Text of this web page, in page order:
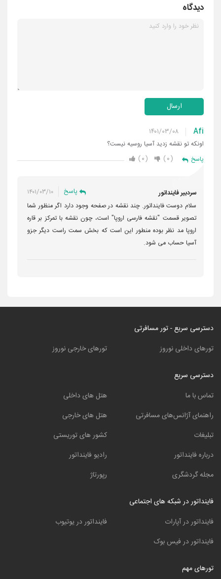
دیدگاه
ارسال
Afi ۱۴۰۱/۰۳/۰۸
اونکه تو نقشه زدید آسیا روسیه نیست؟
پاسخ
۰ ۰
سردبیر فاینداتور ۱۴۰۱/۰۳/۱۰ پاسخ
سلام دوست فاینداتور. چند نقشه در صفحه وجود دارد اگر منظور شما
تصویر قسمت "نقشه فارسی اروپا" است، چون نقشه با تمرکز بر قاره
اروپا مد نظر بوده منطور این است که بخش سمت راست دیگر جزو
آسیا حساب می شود.
دسترسی سریع - تور مسافرتی
تورهای داخلی نوروز
تورهای خارجی نوروز
دسترسی سریع
تماس با ما
راهنمای آژانس‌های مسافرتی
تبلیغات
درباره فاینداتور
مجله گردشگری
هتل های داخلی
هتل های خارجی
کشور های توریستی
رادیو فاینداتور
رپورتاژ
فاینداتور در شبکه های اجتماعی
فاینداتور در آپارات
فاینداتور در فیس بوک
فاینداتور در یوتیوب
تورهای مهم